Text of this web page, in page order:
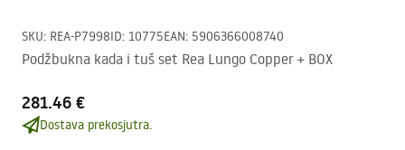
SKU: REA-P7998ID: 10775EAN: 5906366008740
Podžbukna kada i tuš set Rea Lungo Copper + BOX
281.46 €
Dostava prekosjutra.